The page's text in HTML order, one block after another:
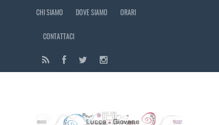
CHI SIAMO DOVE SIAMO ORARI
CONTATTACI